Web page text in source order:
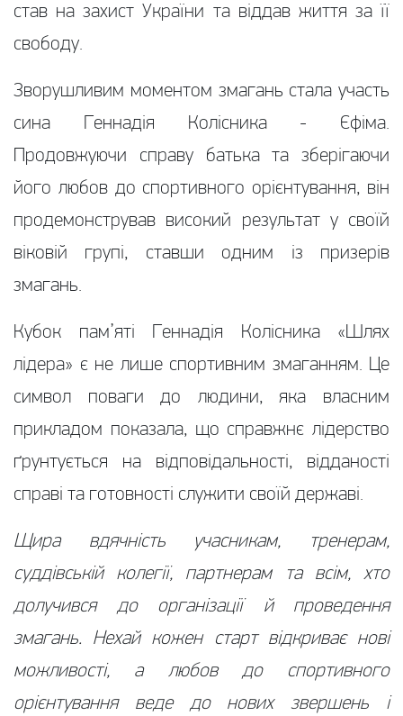
став на захист України та віддав життя за її
свободу.
Зворушливим моментом змагань стала участь
сина Геннадія Колісника - Єфіма.
Продовжуючи справу батька та зберігаючи
його любов до спортивного орієнтування, він
продемонстрував високий результат у своїй
віковій групі, ставши одним із призерів
змагань.
Кубок пам’яті Геннадія Колісника «Шлях
лідера» є не лише спортивним змаганням. Це
символ поваги до людини, яка власним
прикладом показала, що справжнє лідерство
ґрунтується на відповідальності, відданості
справі та готовності служити своїй державі.
Щира вдячність учасникам, тренерам,
суддівській колегії, партнерам та всім, хто
долучився до організації й проведення
змагань. Нехай кожен старт відкриває нові
можливості, а любов до спортивного
орієнтування веде до нових звершень і